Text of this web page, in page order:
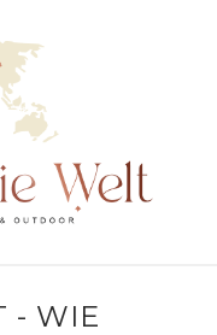
- WIE